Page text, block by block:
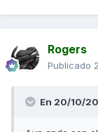
Rogers
Publicado
En 20/10/